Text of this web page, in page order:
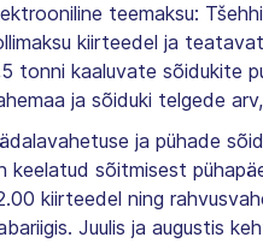
teemaksu:
kiirteedel ja
tonni kaaluvate sõidukite
ja sõiduki telgede
ja pühade
keelatud sõitmisest
kiirteedel ning
Juulis ja augustis